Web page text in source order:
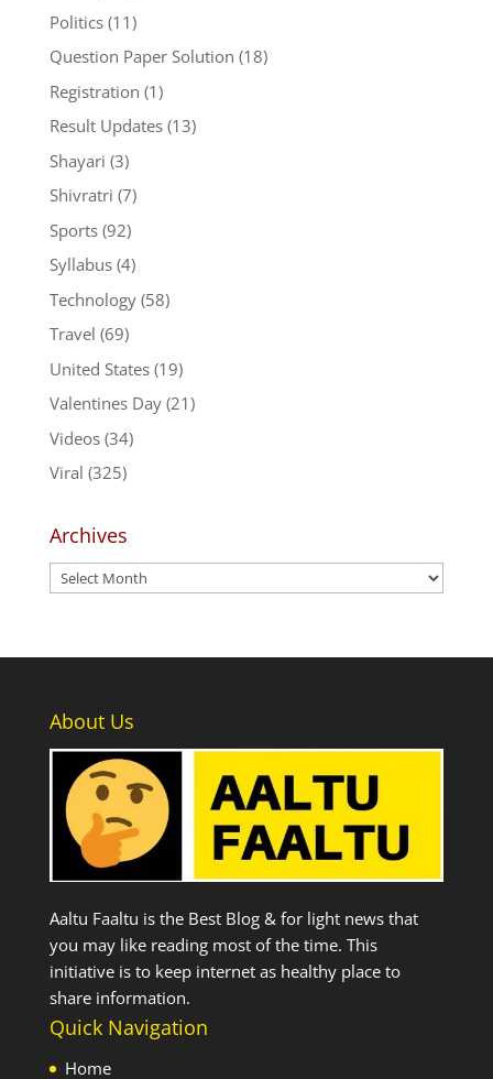
Politics(11)
Question Paper Solution (18)
Registration (1)
Result Updates(13)
Shayari (3)
Shivratri (7)
Sports(92)
Syllabus(4)
Technology(58)
Travel (69)
United States(19)
Valentines Day(21)
Videos(34)
Viral (325)
Archives
Archives
About Us
Aaltu Faaltu is the Best Blog & for light news that
you may like reading most of the time. This
initiative is to keep internet as healthy place to
share information.
Quick Navigation
Home